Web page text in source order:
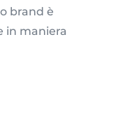
brand è
in maniera